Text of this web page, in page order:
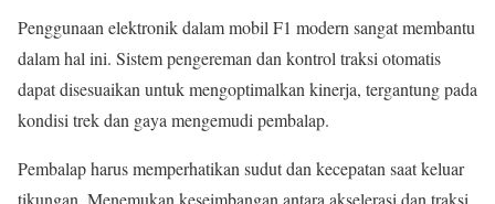
Penggunaan elektronik dalam mobil F1 modern sangat membantu
dalam hal ini. Sistem pengereman dan kontrol traksi otomatis
dapat disesuaikan untuk mengoptimalkan kinerja, tergantung pada
kondisi trek dan gaya mengemudi pembalap.
Pembalap harus memperhatikan sudut dan kecepatan saat keluar